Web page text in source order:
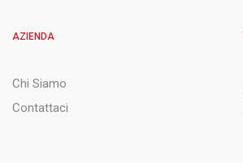
AZIENDA
Chi Siamo
Contattaci